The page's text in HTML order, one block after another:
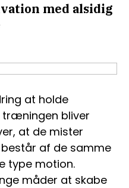
med alsidig
at holde
træningen bliver
at de mister
af de samme
type motion.
måder at skabe